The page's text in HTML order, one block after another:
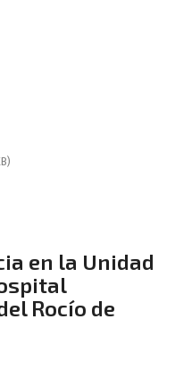
en la Unidad
Rocío de